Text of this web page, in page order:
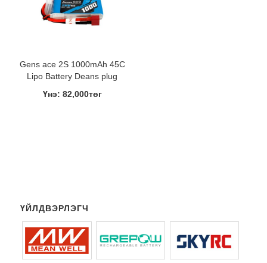
Gens ace 2S 1000mAh 45C
Lipo Battery Deans plug
Үнэ: 82,000төг
ҮЙЛДВЭРЛЭГЧ